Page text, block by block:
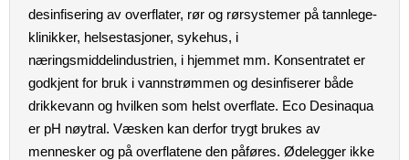
desinfisering av overflater, rør og rørsystemer på tannlege-
klinikker, helsestasjoner, sykehus, i
næringsmiddelindustrien, i hjemmet mm. Konsentratet er
godkjent for bruk i vannstrømmen og desinfiserer både
drikkevann og hvilken som helst overflate. Eco Desinaqua
er pH nøytral. Væsken kan derfor trygt brukes av
mennesker og på overflatene den påføres. Ødelegger ikke